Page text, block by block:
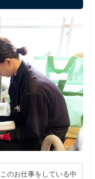
のお仕事をしている中